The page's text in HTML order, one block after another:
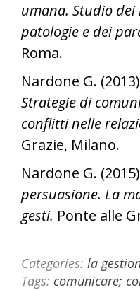
umana. Studio
patologie e dei
Roma.
Nardone G.
Strategie di
conflitti nelle
Grazie, Milano.
Nardone G.
persuasione. La
gesti. Ponte alle
Categories: la
Tags: comunicare;